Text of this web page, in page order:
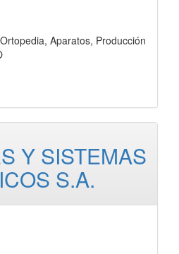
Aparatos, Producción
Y SISTEMAS
S.A.